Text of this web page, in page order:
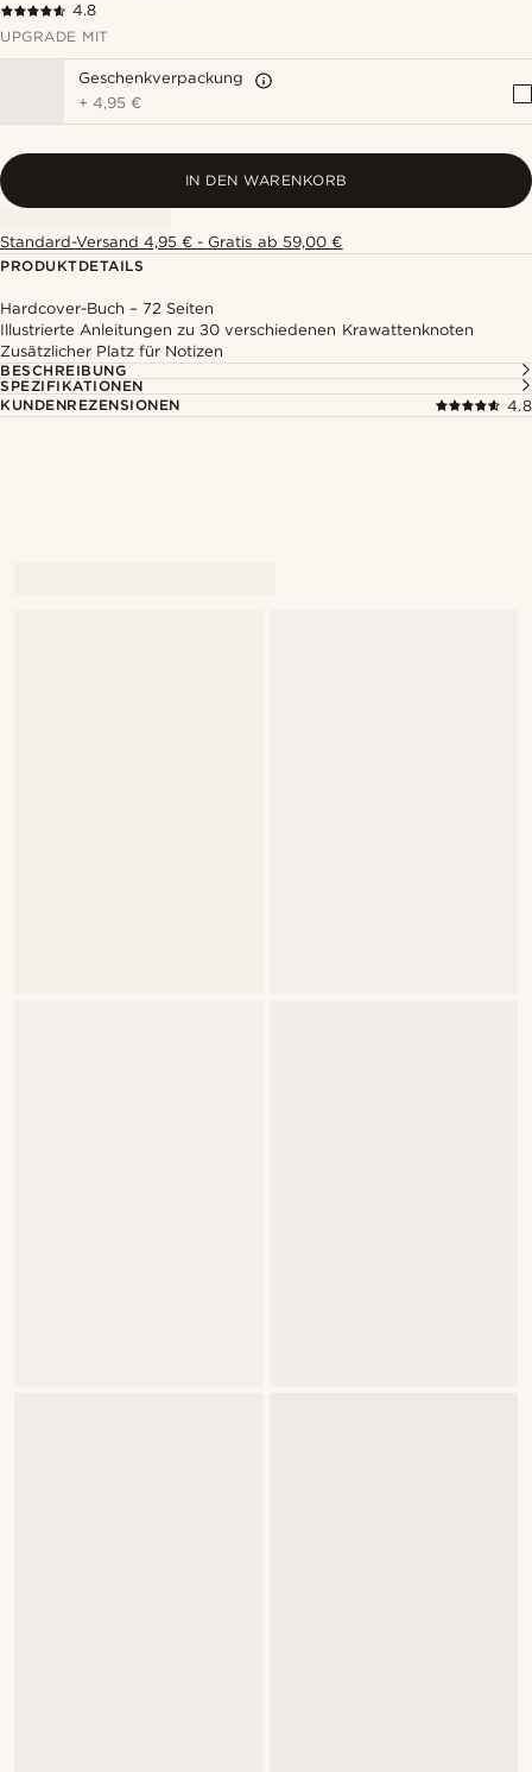
4.8
UPGRADE MIT
Geschenkverpackung
+4,95 €
IN DEN WARENKORB
Standard-Versand 4,95 € - Gratis ab 59,00 €
PRODUKTDETAILS
Hardcover-Buch – 72 Seiten
Illustrierte Anleitungen zu 30 verschiedenen Krawattenknoten
Zusätzlicher Platz für Notizen
BESCHREIBUNG
SPEZIFIKATIONEN
KUNDENREZENSIONEN
4.8